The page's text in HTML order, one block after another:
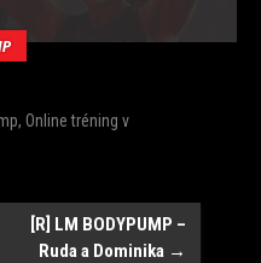
, Online tréning v
[R] LM BODYPUMP –
Ruda a Dominika →